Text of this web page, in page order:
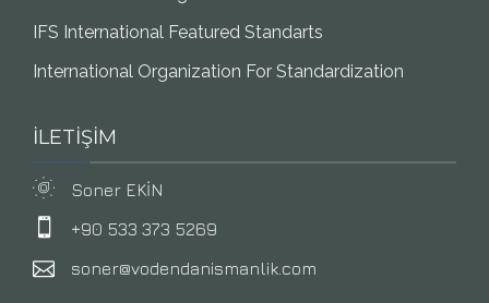
IFS International Featured Standarts
International Organization For Standardization
İLETİŞİM
Soner EKİN
+90 533 373 5269
soner@vodendanismanlik.com